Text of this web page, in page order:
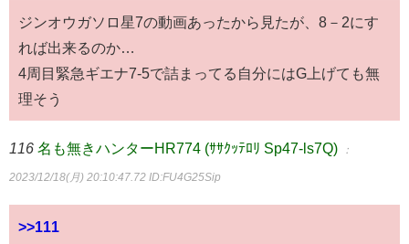
ジンオウガソロ星7の動画あったから見たが、8－2にす
れば出来るのか…
4周目緊急ギエナ7-5で詰まってる自分にはG上げても無
理そう
116 名も無きハンターHR774 (ｻｻｸｯﾃﾛﾘ Sp47-ls7Q) ：
2023/12/18(月) 20:10:47.72 ID:FU4G25Sip
>>111